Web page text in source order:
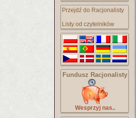
Przejdź do Racjonalisty
Listy od czytelników
Fundusz Racjonalisty
Wesprzyj nas..